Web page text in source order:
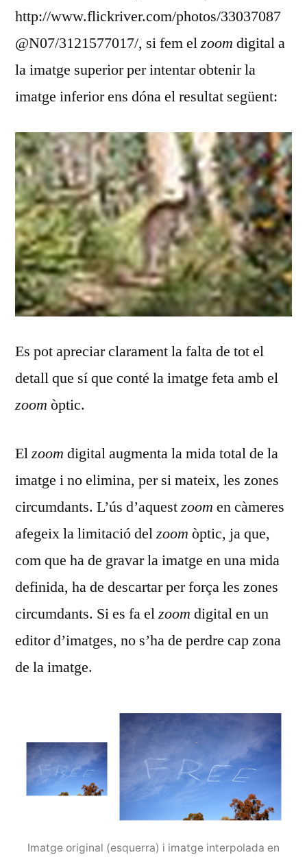
http://www.flickriver.com/photos/33037087
@N07/3121577017/, si fem elzoom digital a
la imatge superior per intentar obtenir la
imatge inferior ens dóna el resultat següent:
Es pot apreciar clarament la falta de tot el
detall que sí que conté la imatge feta amb el
zoom òptic.
Elzoom digital augmenta la mida total de la
imatge i no elimina, per si mateix, les zones
circumdants. L’ús d’aquestzoom en càmeres
afegeix la limitació delzoom òptic, ja que,
com que ha de gravar la imatge en una mida
definida, ha de descartar per força les zones
circumdants. Si es fa elzoom digital en un
editor d’imatges, no s’ha de perdre cap zona
de la imatge.
Imatge original (esquerra) i imatge interpolada en